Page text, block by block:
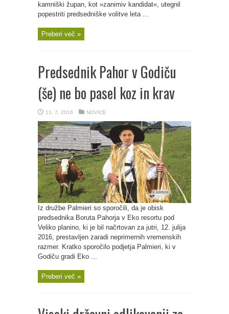
kamniški župan, kot »zanimiv kandidat«, utegnil
popestriti predsedniške volitve leta ...
Preberi več »
Predsednik Pahor v Godiču
(še) ne bo pasel koz in krav
11. 7. 2016 NOVICE
Iz družbe Palmieri so sporočili, da je obisk
predsednika Boruta Pahorja v Eko resortu pod
Veliko planino, ki je bil načrtovan za jutri, 12. julija
2016, prestavljen zaradi neprimernih vremenskih
razmer. Kratko sporočilo podjetja Palmieri, ki v
Godiču gradi Eko ...
Preberi več »